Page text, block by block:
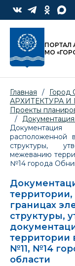
ПОРТАЛ
МО
Главная / Город
АРХИТЕКТУРА
Проекты
/
расположенной
структуры,
межеванию
№14 города
границах
структуры,
территории
№11, №14
области